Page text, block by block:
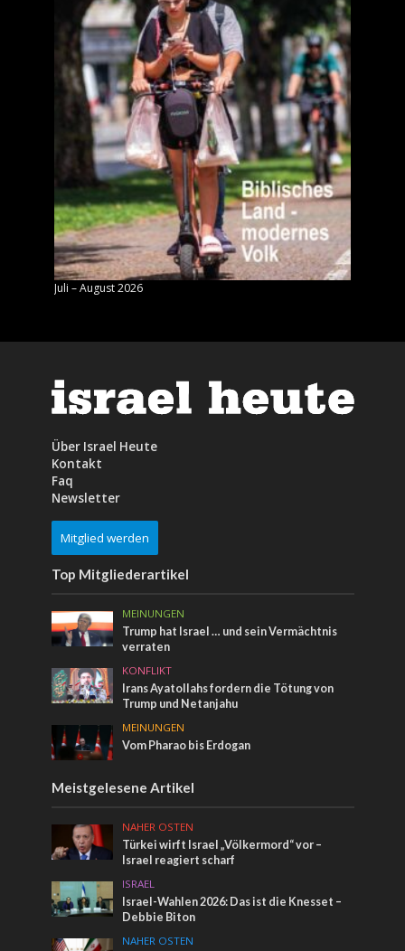
Juli – August 2026
Über Israel Heute
Kontakt
Faq
Newsletter
Mitglied werden
Top Mitgliederartikel
MEINUNGEN
Trump hat Israel … und sein Vermächtnis
verraten
KONFLIKT
Irans Ayatollahs fordern die Tötung von
Trump und Netanjahu
MEINUNGEN
Vom Pharao bis Erdogan
Meistgelesene Artikel
NAHER OSTEN
Türkei wirft Israel „Völkermord“ vor –
Israel reagiert scharf
ISRAEL
Israel-Wahlen 2026: Das ist die Knesset –
Debbie Biton
NAHER OSTEN